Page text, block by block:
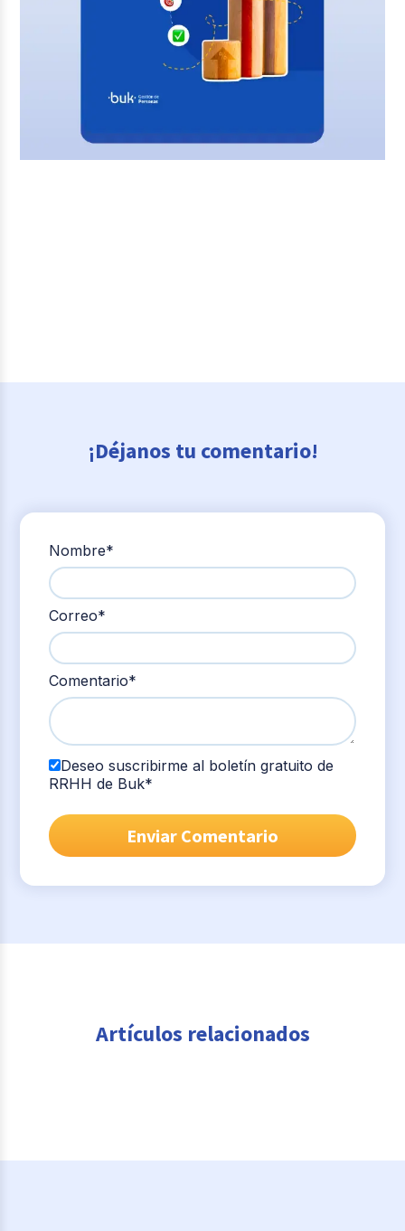
¡Déjanos tu comentario!
Nombre*
Correo*
Comentario*
Deseo suscribirme al boletín gratuito de
RRHH de Buk*
Artículos relacionados